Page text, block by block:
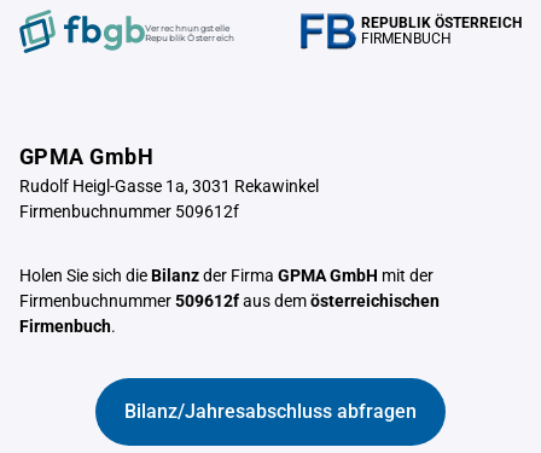
Verrechnungstelle
Republik Österreich
REPUBLIK ÖSTERREICH
FIRMENBUCH
GPMA GmbH
Rudolf Heigl-Gasse 1a, 3031 Rekawinkel
Firmenbuchnummer 509612f
Holen Sie sich dieBilanzder Firma GPMA GmbH mit der
Firmenbuchnummer509612faus demösterreichischen
Firmenbuch.
Bilanz/Jahresabschluss abfragen